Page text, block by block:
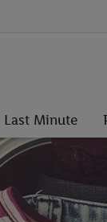
Last Minute